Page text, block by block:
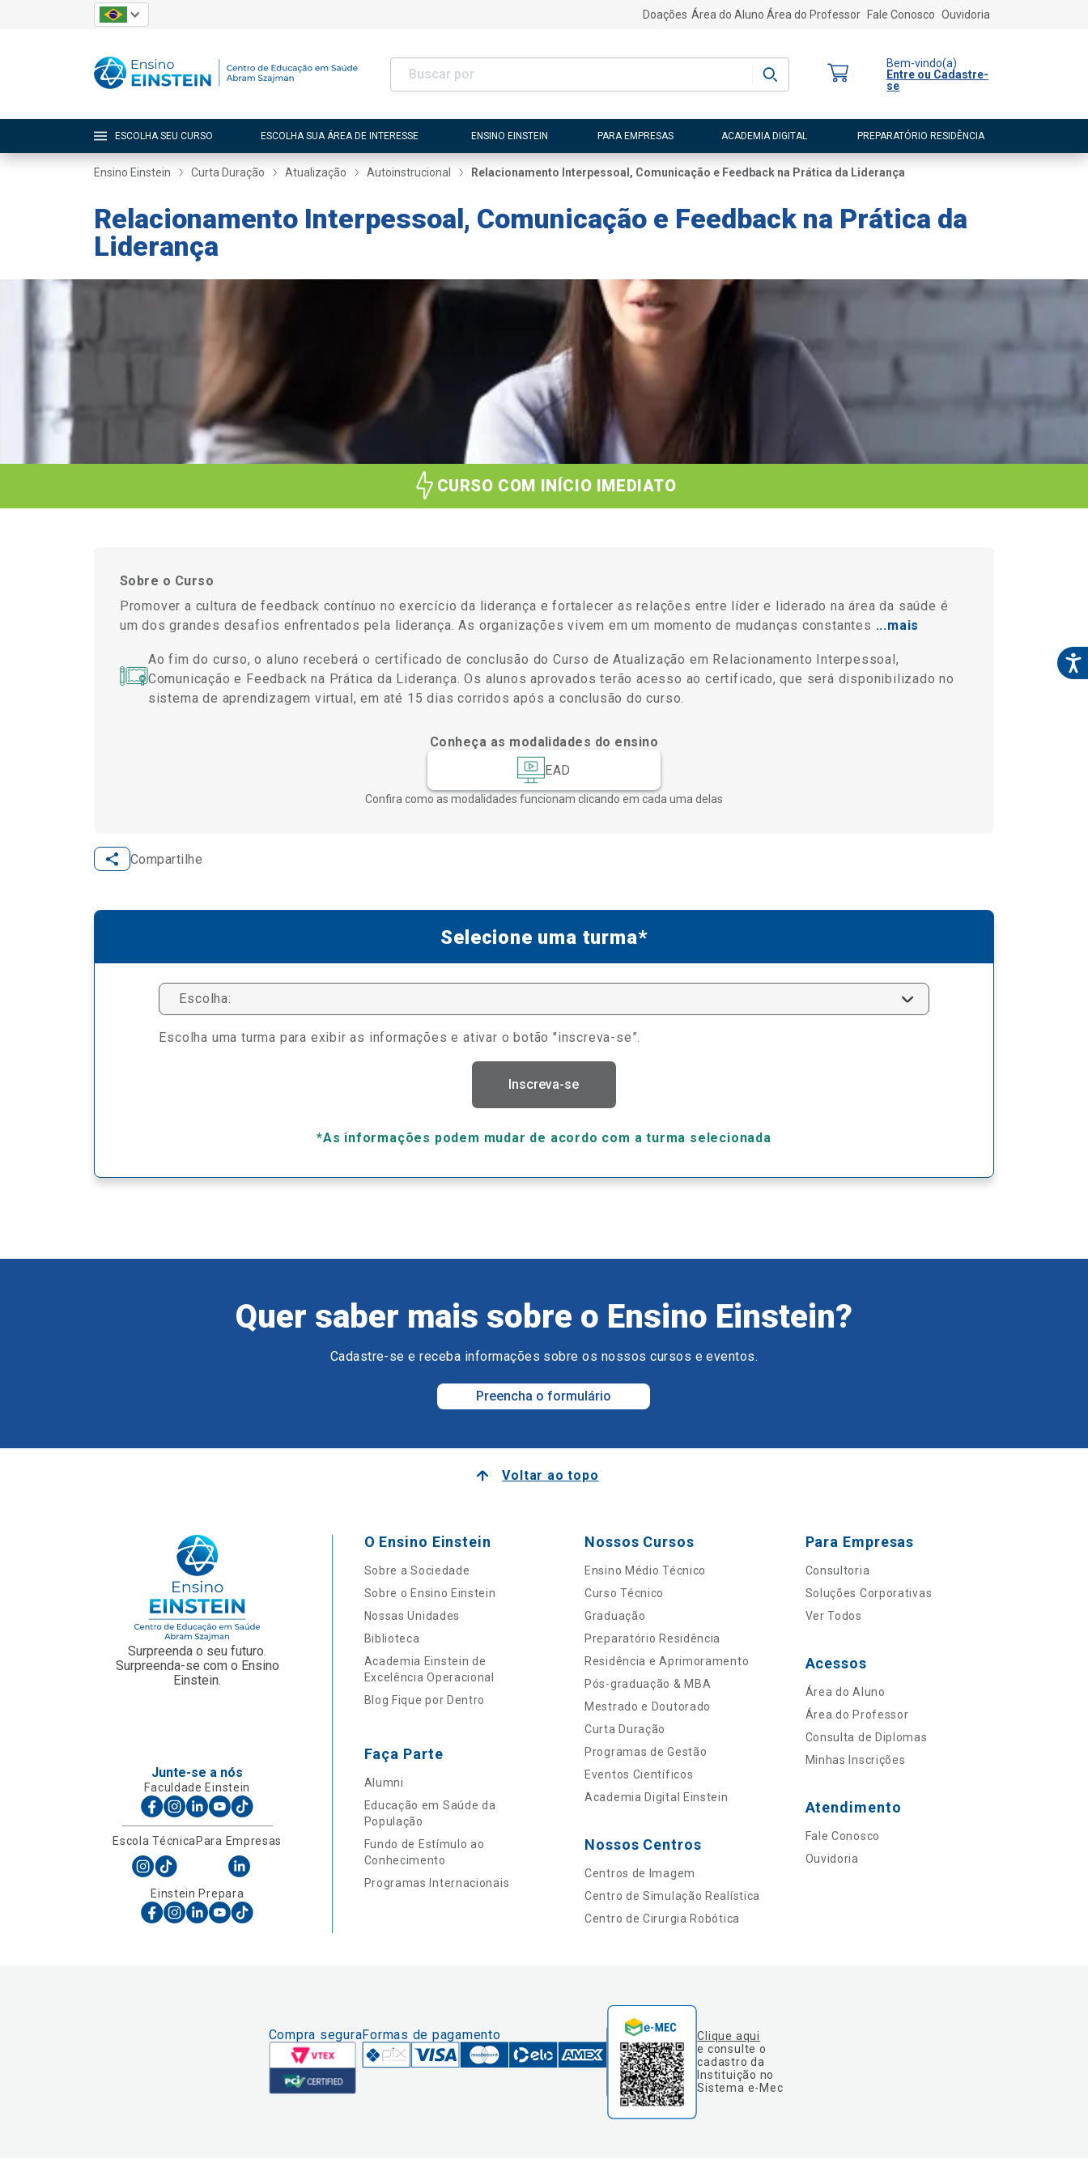
Doações Área do Aluno Área do Professor Fale Conosco Ouvidoria
Bem-vindo(a)
Entre ou Cadastre-
se
ESCOLHA SEU CURSO ESCOLHA SUA ÁREA DE INTERESSE ENSINO EINSTEIN PARA EMPRESAS ACADEMIA DIGITAL PREPARATÓRIO RESIDÊNCIA
Ensino Einstein Curta Duração Atualização Autoinstrucional Relacionamento Interpessoal, Comunicação e Feedback na Prática da Liderança
Relacionamento Interpessoal, Comunicação e Feedback na Prática da
Liderança
CURSO COM INÍCIO IMEDIATO
Sobre o Curso
Promover a cultura de feedback contínuo no exercício da liderança e fortalecer as relações entre líder e liderado na área da saúde é
um dos grandes desafios enfrentados pela liderança. As organizações vivem em um momento de mudanças constantes ...mais
Ao fim do curso, o aluno receberá o certificado de conclusão do Curso de Atualização em Relacionamento Interpessoal,
Comunicação e Feedback na Prática da Liderança. Os alunos aprovados terão acesso ao certificado, que será disponibilizado no
sistema de aprendizagem virtual, em até 15 dias corridos após a conclusão do curso.
Conheça as modalidades do ensino
EAD
Confira como as modalidades funcionam clicando em cada uma delas
Compartilhe
Selecione uma turma*
Escolha:
Escolha uma turma para exibir as informações e ativar o botão "inscreva-se”.
Inscreva-se
*As informações podem mudar de acordo com a turma selecionada
Quer saber mais sobre o Ensino Einstein?
Cadastre-se e receba informações sobre os nossos cursos e eventos.
Preencha o formulário
Voltar ao topo
Surpreenda o seu futuro.
Surpreenda-se com o Ensino
Einstein.
Junte-se a nós
Faculdade Einstein
Escola TécnicaPara Empresas
Einstein Prepara
O Ensino Einstein
Sobre a Sociedade
Sobre o Ensino Einstein
Nossas Unidades
Biblioteca
Academia Einstein de
Excelência Operacional
Blog Fique por Dentro
Faça Parte
Alumni
Educação em Saúde da
População
Fundo de Estímulo ao
Conhecimento
Programas Internacionais
Nossos Cursos
Ensino Médio Técnico
Curso Técnico
Graduação
Preparatório Residência
Residência e Aprimoramento
Pós-graduação & MBA
Mestrado e Doutorado
Curta Duração
Programas de Gestão
Eventos Científicos
Academia Digital Einstein
Nossos Centros
Centros de Imagem
Centro de Simulação Realística
Centro de Cirurgia Robótica
Para Empresas
Consultoria
Soluções Corporativas
Ver Todos
Acessos
Área do Aluno
Área do Professor
Consulta de Diplomas
Minhas Inscrições
Atendimento
Fale Conosco
Ouvidoria
Compra seguraFormas de pagamento
Clique aqui
e consulte o
cadastro da
Instituição no
Sistema e-Mec